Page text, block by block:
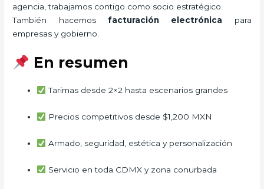
agencia, trabajamos contigo como socio estratégico.
También hacemos facturación electrónica para
empresas y gobierno.
En resumen
Tarimas desde 2×2 hasta escenarios grandes
Precios competitivos desde $1,200 MXN
Armado, seguridad, estética y personalización
Servicio en toda CDMX y zona conurbada